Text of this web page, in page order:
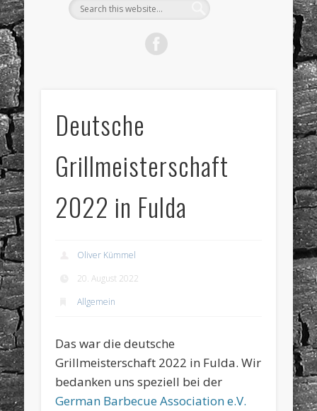
Deutsche
Grillmeisterschaft
2022 in Fulda
Oliver Kümmel
20. August 2022
Allgemein
Das war die deutsche
Grillmeisterschaft 2022 in Fulda. Wir
bedanken uns speziell bei der
German Barbecue Association e.V.